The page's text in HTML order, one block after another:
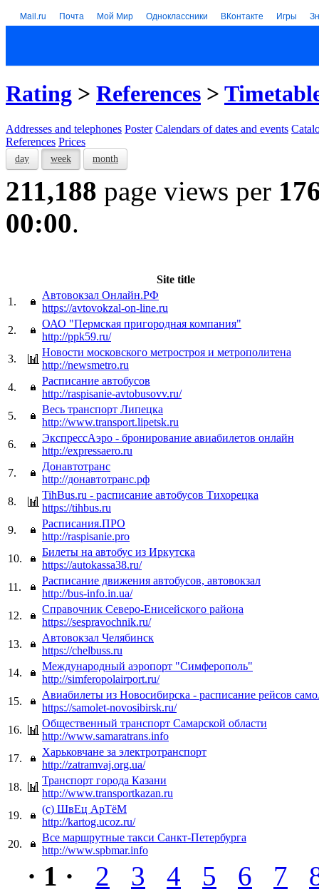
Mail.ru Почта Мой Мир Одноклассники ВКонтакте Игры
Rating > References >
Addresses and telephones Poster Calendars of dates and events
References Prices
day week month
211,188 page views per
00:00.
Site title
1.
Автовокзал Онлайн.РФ
https://avtovokzal-on-line.ru
2.
ОАО "Пермская пригородная компания"
http://ppk59.ru/
3.
Новости московского метростроя и метрополитена
http://newsmetro.ru
4.
Расписание автобусов
http://raspisanie-avtobusovv.ru/
5.
Весь транспорт Липецка
http://www.transport.lipetsk.ru
6.
ЭкспрессАэро - бронирование авиабилетов онлайн
http://expressaero.ru
7.
Донавтотранс
http://донавтотранс.рф
8.
TihBus.ru - расписание автобусов Тихорецка
https://tihbus.ru
9.
Расписания.ПРО
http://raspisanie.pro
10.
Билеты на автобус из Иркутска
https://autokassa38.ru/
11.
Расписание движения автобусов, автовокзал
http://bus-info.in.ua/
12.
Справочник Северо-Енисейского района
https://sespravochnik.ru/
13.
Автовокзал Челябинск
https://chelbuss.ru
14.
Международный аэропорт "Симферополь"
http://simferopolairport.ru/
15.
Авиабилеты из Новосибирска - расписание рейсов
https://samolet-novosibirsk.ru/
16.
Общественный транспорт Самарской области
http://www.samaratrans.info
17.
Харьковчане за электротранспорт
http://zatramvaj.org.ua/
18.
Транспорт города Казани
http://www.transportkazan.ru
19.
(с) ШвЕц АрTёМ
http://kartog.ucoz.ru/
20.
Все маршрутные такси Санкт-Петербурга
http://www.spbmar.info
· 1 · 2 3 4 5 6 7